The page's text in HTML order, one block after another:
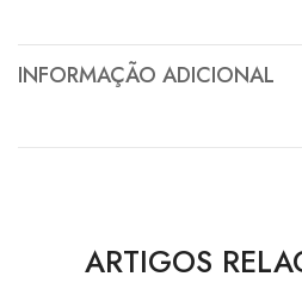
INFORMAÇÃO ADICIONAL
ARTIGOS